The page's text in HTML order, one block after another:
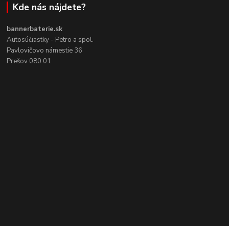
Kde nás nájdete?
bannerbaterie.sk
Autosúčiastky - Petro a spol.
Pavlovičovo námestie 36
Prešov 080 01